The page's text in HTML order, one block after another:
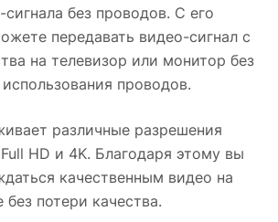
без проводов. С его
передавать видео-сигнал с
на телевизор или монитор без
проводов.
различные разрешения
HD и 4K. Благодаря этому вы
качественным видео на
потери качества.